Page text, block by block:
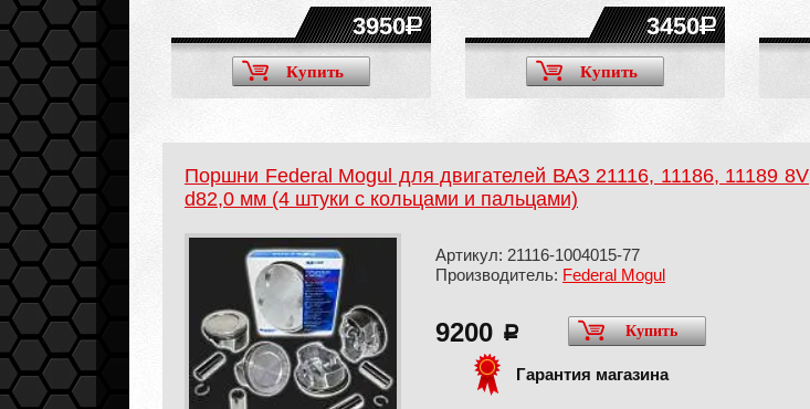
3950
Купить
3450
Купить
Поршни Federal Mogul для двигателей ВАЗ 21116, 11186, 11189 8V
d82,0 мм (4 штуки с кольцами и пальцами)
Артикул: 21116-1004015-77
Производитель: Federal Mogul
9200 a Купить
Гарантия магазина